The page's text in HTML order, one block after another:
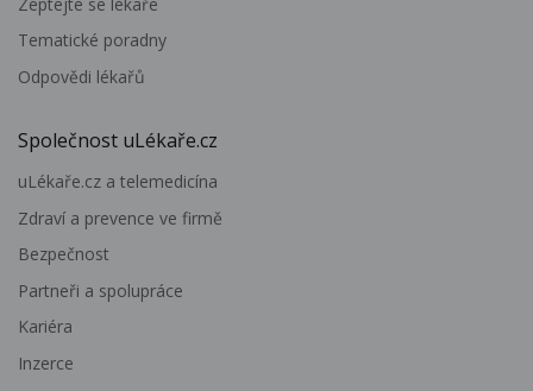
Tematické poradny
Odpovědi lékařů
Společnost uLékaře.cz
uLékaře.cz a telemedicína
Zdraví a prevence ve firmě
Bezpečnost
Partneři a spolupráce
Kariéra
Inzerce